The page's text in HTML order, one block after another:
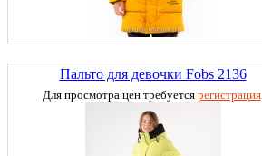
Пальто для девочки Fobs 2136
Для просмотра цен требуется регистрация.